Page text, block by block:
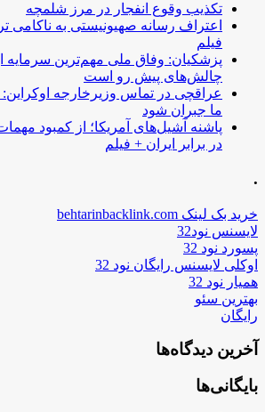
تکذیب وقوع انفجار در مرز شلمچه
اعتراف رسانه صهیونیستی به ناکامی
فیلم
پزشکیان: وفاق ملی مهم‌ترین سرمایه
چالش‌های پیش رو است
عراقچی در تماس وزیرخارجه اوکراین:
ما جبران شود
پاشنه آشیل‌های آمریکا؛ از کمبود
در برابر ایران + فیلم
.
خرید بک لینک behtarinbacklink.com
لایسنس نود32
پسورد نود 32
اوکلی لایسنس رایگان نود 32
همیار نود 32
بهترین سئو
رایگان
آخرین دیدگاه‌ها
بایگانی‌ها